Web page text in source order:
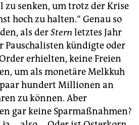
senken, um trotz der Krise
hoch zu halten.“ Genau so
als derStern letztes Jahr
Pauschalisten kündigte oder
erhielten, keine Freien
um als monetäre Melkkuh
hundert Millionen an
zu können. Aber
gar keine Sparmaßnahmen?